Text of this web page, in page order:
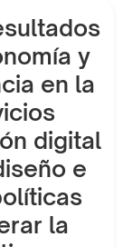
y
en la
digital
e
la